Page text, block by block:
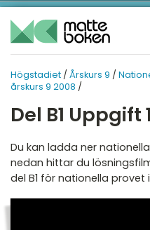
Högstadiet / Årskurs 9 /
årskurs 9 2008 /
Del B1 Uppgift
Du kan ladda ner
nedan hittar du
del B1 för nationella provet
HÖGSTADIET
9
tal
och